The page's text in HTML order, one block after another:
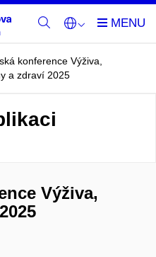
konference Výživa,
a zdraví 2025
Výživa,